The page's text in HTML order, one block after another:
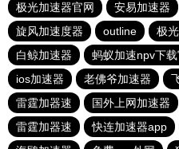
极光加速器官网
安易加速器
旋风加速度器
outline 极
白鲸加速器
蚂蚁加速npv下
ios加速器
老佛爷加速器
雷霆加器速
国外上网加速器
雷霆加器速
快连加速器app